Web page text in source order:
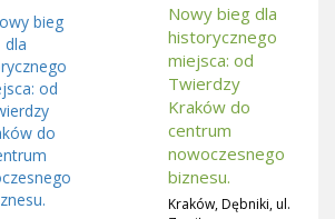
Nowy bieg dla
historycznego
miejsca: od
Twierdzy
Kraków do
centrum
nowoczesnego
biznesu.
Kraków, Dębniki, ul.